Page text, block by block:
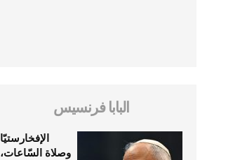
البابا فرنسيس
الإفخارستيّا
وصلاة السّاعات،